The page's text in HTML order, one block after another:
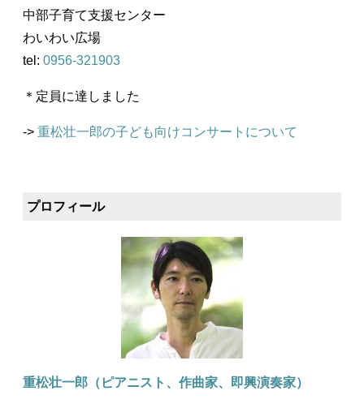
中部子育て支援センター
わいわい広場
tel: 0956-321903
＊定員に達しました
-> 重松壮一郎の子ども向けコンサートについて
プロフィール
重松壮一郎（ピアニスト、作曲家、即興演奏家）